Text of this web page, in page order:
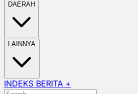
DAERAH
LAINNYA
INDEKS BERITA +